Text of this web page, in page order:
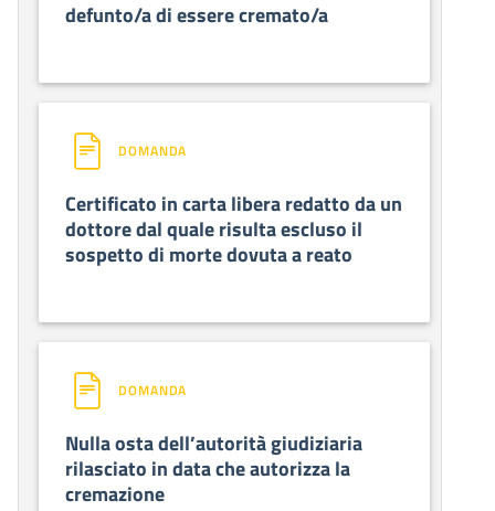
defunto/a di essere cremato/a
DOMANDA
Certificato in carta libera redatto da un
dottore dal quale risulta escluso il
sospetto di morte dovuta a reato
DOMANDA
Nulla osta dell’autorità giudiziaria
rilasciato in data che autorizza la
cremazione